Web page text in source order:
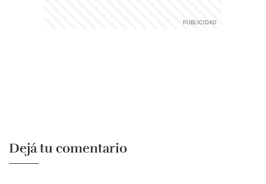
Dejá tu comentario